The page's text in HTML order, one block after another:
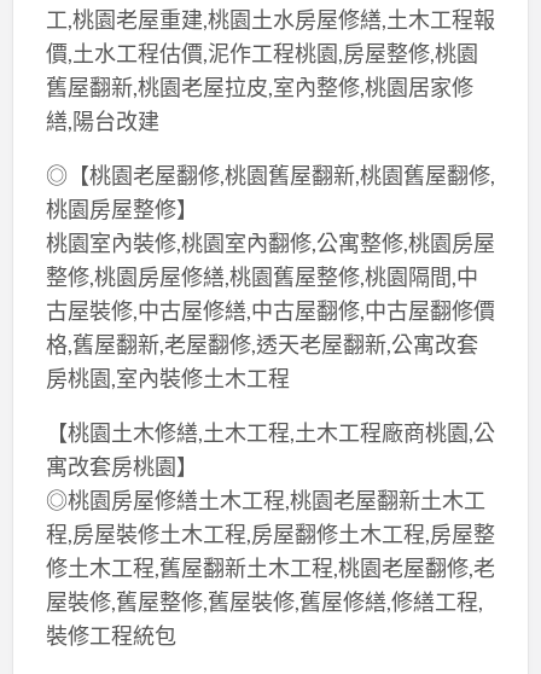
工,桃園老屋重建,桃園土水房屋修繕,土木工程報
價,土水工程估價,泥作工程桃園,房屋整修,桃園
舊屋翻新,桃園老屋拉皮,室內整修,桃園居家修
繕,陽台改建
◎【桃園老屋翻修,桃園舊屋翻新,桃園舊屋翻修,
桃園房屋整修】
桃園室內裝修,桃園室內翻修,公寓整修,桃園房屋
整修,桃園房屋修繕,桃園舊屋整修,桃園隔間,中
古屋裝修,中古屋修繕,中古屋翻修,中古屋翻修價
格,舊屋翻新,老屋翻修,透天老屋翻新,公寓改套
房桃園,室內裝修土木工程
【桃園土木修繕,土木工程,土木工程廠商桃園,公
寓改套房桃園】
◎桃園房屋修繕土木工程,桃園老屋翻新土木工
程,房屋裝修土木工程,房屋翻修土木工程,房屋整
修土木工程,舊屋翻新土木工程,桃園老屋翻修,老
屋裝修,舊屋整修,舊屋裝修,舊屋修繕,修繕工程,
裝修工程統包